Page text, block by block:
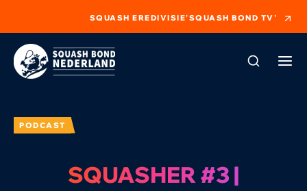
SQUASH EREDIVISIE'SQUASH BOND TV'
PODCAST
SQUASHER #3 |